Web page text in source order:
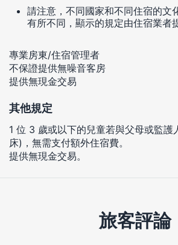
請注意，不同國家和不同住宿的文
有所不同，顯示的規定由住宿業者
專業房東/住宿管理者
不保證提供無噪音客房
提供無現金交易
其他規定
1 位 3 歲或以下的兒童若與父母或監護
床)，無需支付額外住宿費。
提供無現金交易。
旅客評論